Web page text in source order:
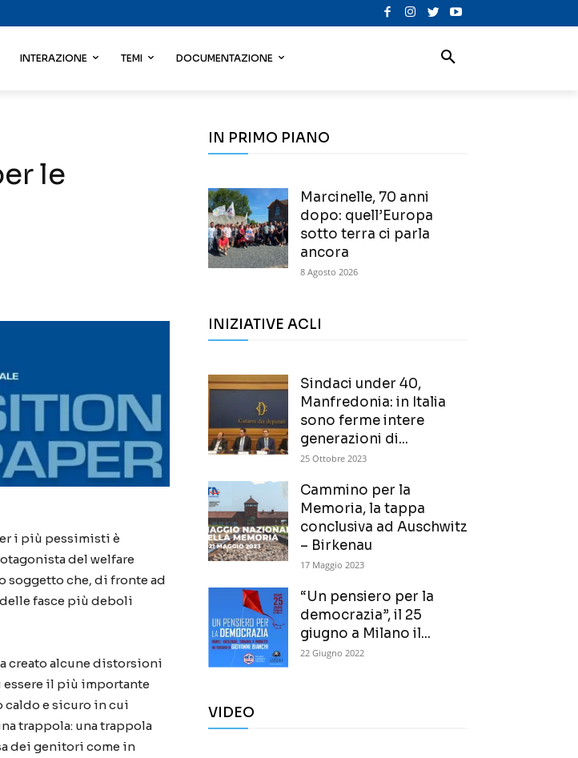
INTERAZIONE TEMI DOCUMENTAZIONE
le
i più pessimisti è
del welfare
soggetto che, di fronte ad
delle fasce più deboli
creato alcune distorsioni
essere il più importante
caldo e sicuro in cui
trappola: una trappola
dei genitori come in
IN PRIMO PIANO
Marcinelle, 70 anni
dopo: quell’Europa
sotto terra ci parla
ancora
8 Agosto 2026
INIZIATIVE ACLI
Sindaci under 40,
Manfredonia: in Italia
sono ferme intere
generazioni di...
25 Ottobre 2023
Cammino per la
Memoria, la tappa
conclusiva ad Auschwitz
– Birkenau
17 Maggio 2023
“Un pensiero per la
democrazia”, il 25
giugno a Milano il...
22 Giugno 2022
VIDEO